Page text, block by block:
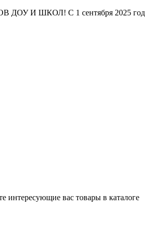
И ШКОЛ! С 1 сентября 2025 года
интересующие вас товары в каталоге